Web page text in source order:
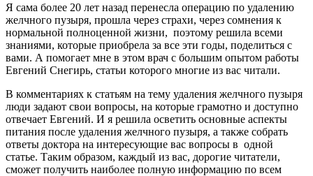
Я сама более 20 лет назад перенесла операцию по удалению
желчного пузыря, прошла через страхи, через сомнения к
нормальной полноценной жизни, поэтому решила всеми
знаниями, которые приобрела за все эти годы, поделиться с
вами. А помогает мне в этом врач с большим опытом работы
Евгений Снегирь, статьи которого многие из вас читали.
В комментариях к статьям на тему удаления желчного пузыря
люди задают свои вопросы, на которые грамотно и доступно
отвечает Евгений. И я решила осветить основные аспекты
питания после удаления желчного пузыря, а также собрать
ответы доктора на интересующие вас вопросы в одной
статье. Таким образом, каждый из вас, дорогие читатели,
сможет получить наиболее полную информацию по всем